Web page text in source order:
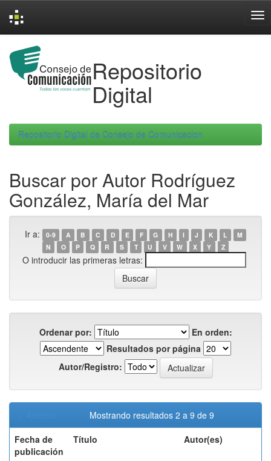
navigation
Repositorio
Digital
Repositorio Digital de Consejo de Comunicacion
Buscar por Autor Rodríguez
González, María del Mar
Ir a: 0-9 A B C D E F G H I J K L
M
N
O P Q R S T U V W X Y Z
O introducir las primeras letras:
Ordenar por:
En orden:
Resultados por página
Autor/Registro:
Mostrando resultados 2 a 9 de 9
Fecha de
publicación
Título Autor(es)